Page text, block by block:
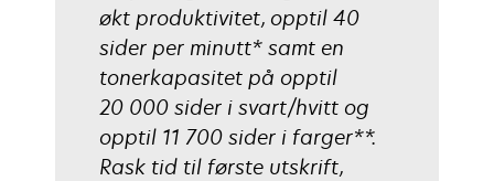
økt produktivitet, opptil 40
sider per minutt* samt en
tonerkapasitet på opptil
20 000 sider i svart/hvitt og
opptil 11 700 sider i farger**.
Rask tid til første utskrift,